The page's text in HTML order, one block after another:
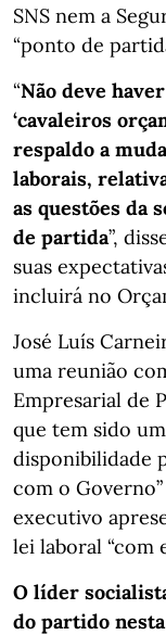
SNS nem a
“ponto de
“Não deve
‘cavaleiros
respaldo a
laborais,
as questões da
de partida”,
suas
incluirá no
José Luís
uma reunião
Empresarial de
que tem sido
disponibilidade
com o
executivo
lei laboral “com
O líder
do partido